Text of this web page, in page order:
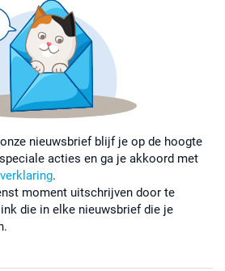
nieuwsbrief blijf je op de hoogte
acties en ga je akkoord met
.
moment uitschrijven door te
die in elke nieuwsbrief die je